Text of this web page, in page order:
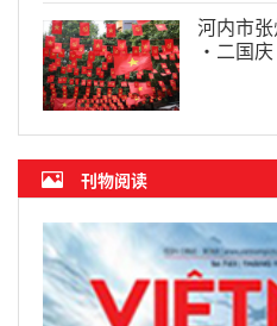
河内市
·二国庆
刊物阅读